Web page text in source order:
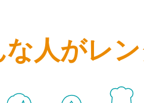
な人がレ